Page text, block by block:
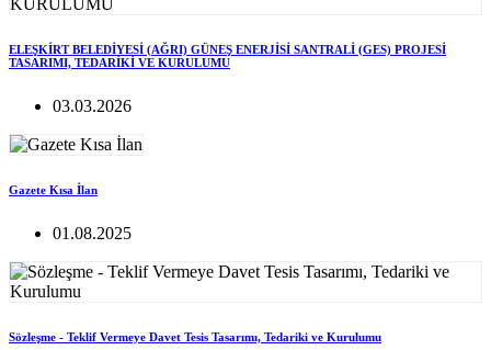
ELEŞKİRT BELEDİYESİ (AĞRI) GÜNEŞ ENERJİSİ SANTRALİ (GES) PROJESİ
TASARIMI, TEDARİKİ VE KURULUMU
03.03.2026
Gazete Kısa İlan
01.08.2025
Sözleşme - Teklif Vermeye Davet Tesis Tasarımı, Tedariki ve Kurulumu